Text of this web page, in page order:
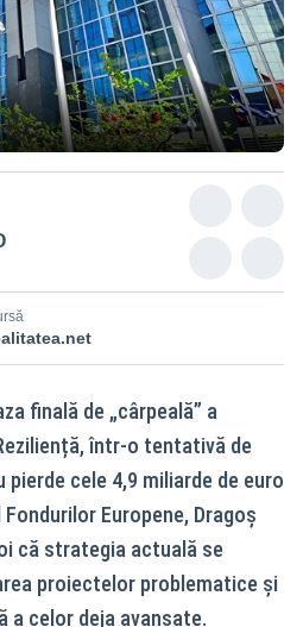
finală de „cârpeală” a
într-o tentativă de
cele 4,9 miliarde de euro
Europene, Dragoș
că strategia actuală se
proiectelor problematice și
a celor deja avansate.